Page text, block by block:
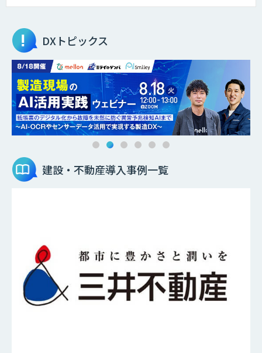
DXトピックス
建設・不動産導入事例一覧